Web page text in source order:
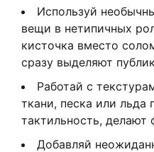
Используй
вещи в нетипичных
кисточка вместо
сразу выделяют
Работай с
ткани, песка или льда
тактильность,
Добавляй